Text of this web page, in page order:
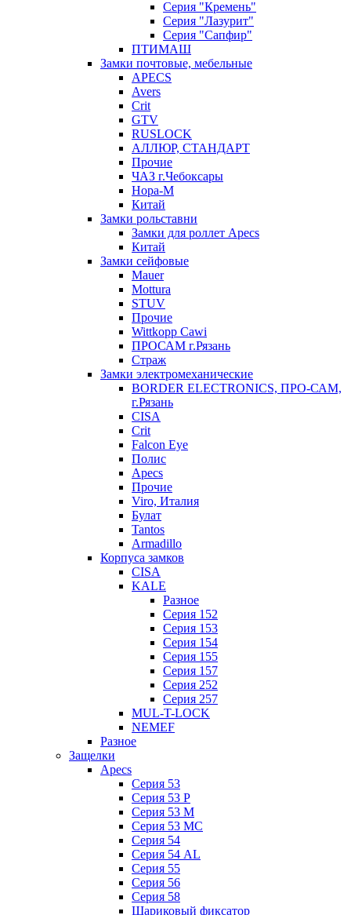
Серия "Кремень"
Серия "Лазурит"
Серия "Сапфир"
ПТИМАШ
Замки почтовые, мебельные
APECS
Avers
Crit
GTV
RUSLOCK
АЛЛЮР, СТАНДАРТ
Прочие
ЧАЗ г.Чебоксары
Нора-М
Китай
Замки рольставни
Замки для роллет Apecs
Китай
Замки сейфовые
Mauer
Mottura
STUV
Прочие
Wittkopp Cawi
ПРОСАМ г.Рязань
Страж
Замки электромеханические
BORDER ELECTRONICS, ПРО-САМ,
г.Рязань
CISA
Crit
Falcon Eye
Полис
Apecs
Прочие
Viro, Италия
Булат
Tantos
Armadillo
Корпуса замков
CISA
KALE
Разное
Серия 152
Серия 153
Серия 154
Серия 155
Серия 157
Серия 252
Серия 257
MUL-T-LOCK
NEMEF
Разное
Защелки
Apecs
Серия 53
Серия 53 P
Серия 53 М
Серия 53 МC
Серия 54
Серия 54 AL
Серия 55
Серия 56
Серия 58
Шариковый фиксатор